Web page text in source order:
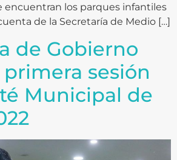
los parques infantiles
de la Secretaría de Medio […]
de Gobierno
sesión
Municipal de